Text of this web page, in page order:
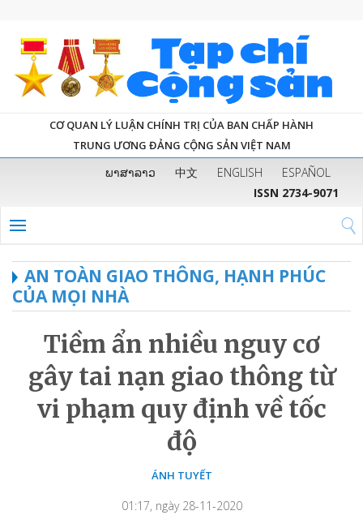
CƠ QUAN LÝ LUẬN CHÍNH TRỊ CỦA BAN CHẤP HÀNH
TRUNG ƯƠNG ĐẢNG CỘNG SẢN VIỆT NAM
ພາສາລາວ 中文 ENGLISH
ESPAÑOL
ISSN 2734-9071
AN TOÀN GIAO THÔNG, HẠNH PHÚC
CỦA MỌI NHÀ
Tiềm ẩn nhiều nguy cơ
gây tai nạn giao thông từ
vi phạm quy định về tốc
độ
ÁNH TUYẾT
01:17, ngày 28-11-2020